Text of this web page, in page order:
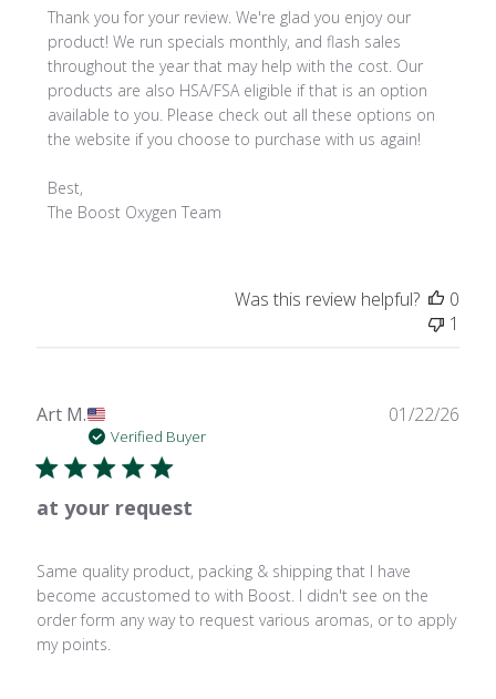
Owner
on
Review
by
Store
Owner
Thu
Jun
Thank you for your review. We're glad you enjoy our
product! We run specials monthly, and flash sales
throughout the year that may help with the cost. Our
products are also HSA/FSA eligible if that is an option
available to you. Please check out all these options on
the website if you choose to purchase with us again!
Best,
The Boost Oxygen Team
Was this review helpful?
0
1
Art M.
Verified Buyer
at your request
Same quality product, packing & shipping that I have
become accustomed to with Boost. I didn't see on the
order form any way to request various aromas, or to apply
my points.
01/22/26